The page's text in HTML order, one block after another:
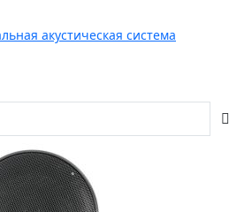
акустическая система